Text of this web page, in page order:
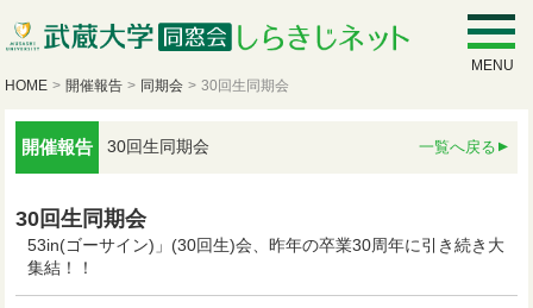
MENU
HOME > 開催報告 > 同期会 > 30回生同期会
開催報告 30回生同期会 一覧へ戻る
30回生同期会
53in(ゴーサイン)」(30回生)会、昨年の卒業30周年に引き続き大
集結！！